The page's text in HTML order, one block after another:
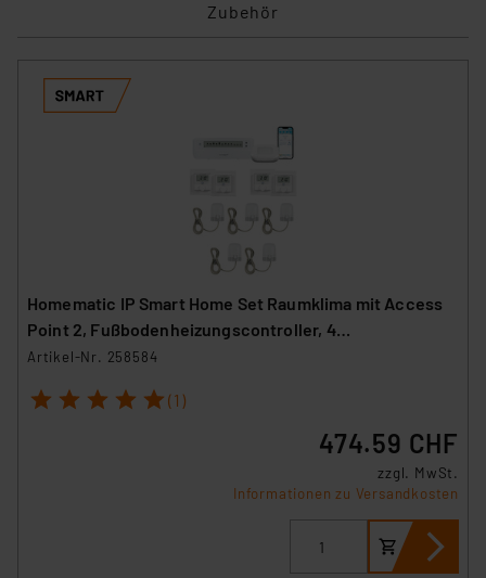
Zubehör
Homematic IP Smart Home Set Raumklima mit Access
Point 2, Fußbodenheizungscontroller, 4
Wandthermostate und 5 Stellantriebe
Artikel-Nr. 258584
1 2 3 4 5 (1)
474.59 CHF
zzgl. MwSt.
Informationen zu Versandkosten